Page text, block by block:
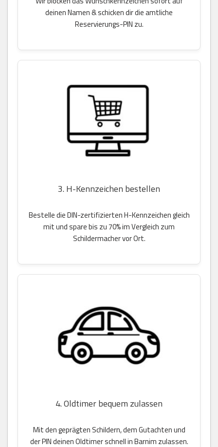
deinen Namen & schicken dir die amtliche
Reservierungs-PIN zu.
3. H-Kennzeichen bestellen
Bestelle die DIN-zertifizierten H-Kennzeichen gleich
mit und spare bis zu 70% im Vergleich zum
Schildermacher vor Ort.
4. Oldtimer bequem zulassen
Mit den geprägten Schildern, dem Gutachten und
der PIN deinen Oldtimer schnell in Barnim zulassen.